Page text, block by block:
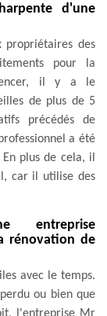
d'une
propriétaires des
pour la
il y a le
de plus de 5
précédés de
a été
plus de cela, il
car il utilise des
entreprise
rénovation de
avec le temps.
ou bien que
l'entreprise Mr